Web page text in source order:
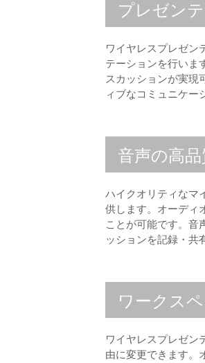
プレゼン
ワイヤレスプレゼン
テーションを行いま
スカッションが実現
ィブなコミュニケー
音声の高
ハイクオリティなマ
供します。オーディ
ことが可能です。音
ッションを記録・共
ワークス
ワイヤレスプレゼン
由に変更できます。